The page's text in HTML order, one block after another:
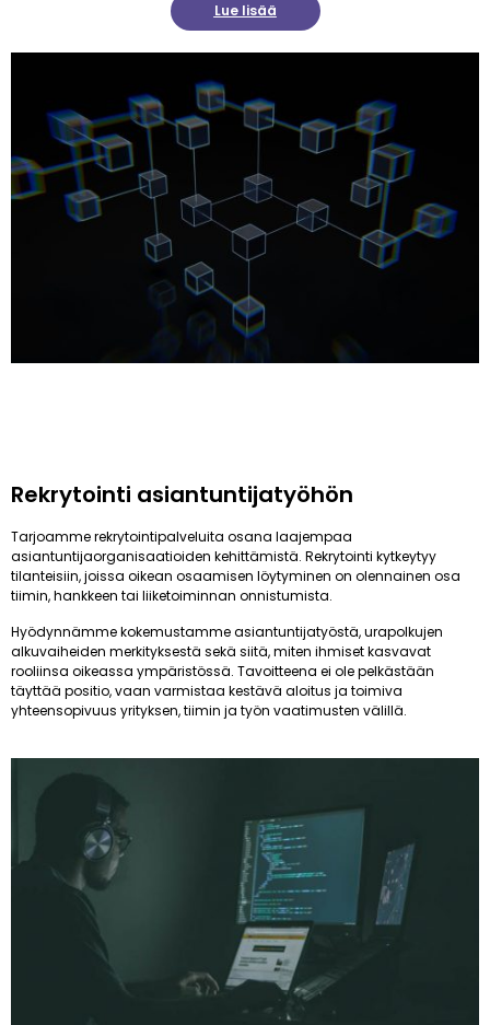
Lue lisää
Rekrytointi asiantuntijatyöhön
Tarjoamme rekrytointipalveluita osana laajempaa
asiantuntijaorganisaatioiden kehittämistä. Rekrytointi kytkeytyy
tilanteisiin, joissa oikean osaamisen löytyminen on olennainen osa
tiimin, hankkeen tai liiketoiminnan onnistumista.
Hyödynnämme kokemustamme asiantuntijatyöstä, urapolkujen
alkuvaiheiden merkityksestä sekä siitä, miten ihmiset kasvavat
rooliinsa oikeassa ympäristössä. Tavoitteena ei ole pelkästään
täyttää positio, vaan varmistaa kestävä aloitus ja toimiva
yhteensopivuus yrityksen, tiimin ja työn vaatimusten välillä.